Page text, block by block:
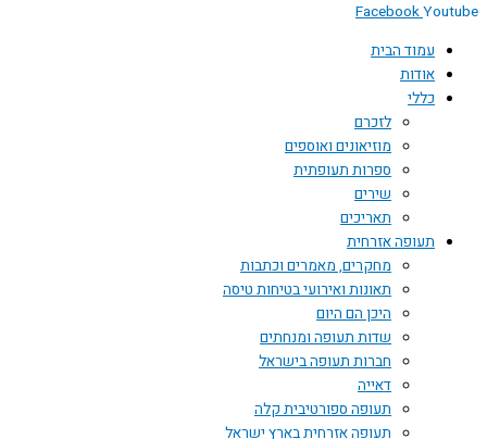
Facebook
עמוד הבית
אודות
כללי
לזכרם
מוזיאונים ואוספים
ספרות תעופתית
שירים
תאריכים
תעופה אזרחית
מחקרים, מאמרים וכתבות
תאונות ואירועי בטיחות טיסה
היכן הם היום
שדות תעופה ומנחתים
חברות תעופה בישראל
דאייה
תעופה ספורטיבית קלה
תעופה אזרחית בארץ ישראל